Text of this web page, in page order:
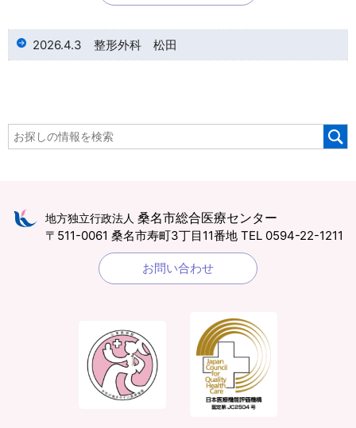
2026.4.3 整形外科 松田
地方独立行政法人 桑名市総合医療センター
〒511-0061 桑名市寿町3丁目11番地 TEL 0594-22-1211
お問い合わせ